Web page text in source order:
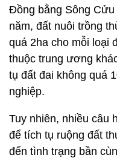
Đồng bằng Sông
năm, đất nuôi trồng
quá 2ha cho mỗi loại
thuộc trung ương
tụ đất đai không quá
nghiệp.
Tuy nhiên, nhiều câu
để tích tụ ruộng đất
đến tình trạng bần